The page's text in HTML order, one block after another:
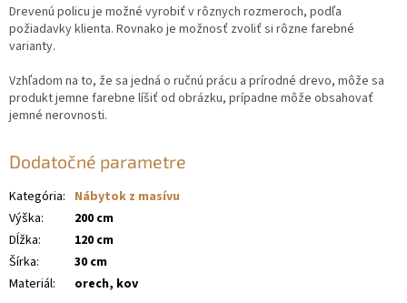
Drevenú policu je možné vyrobiť v rôznych rozmeroch, podľa
požiadavky klienta. Rovnako je možnosť zvoliť si rôzne farebné
varianty.
Vzhľadom na to, že sa jedná o ručnú prácu a prírodné drevo, môže sa
produkt jemne farebne líšiť od obrázku, prípadne môže obsahovať
jemné nerovnosti.
Dodatočné parametre
Kategória: Nábytok z masívu
Výška:
200 cm
Dĺžka:
120 cm
Šírka:
30 cm
Materiál: orech, kov